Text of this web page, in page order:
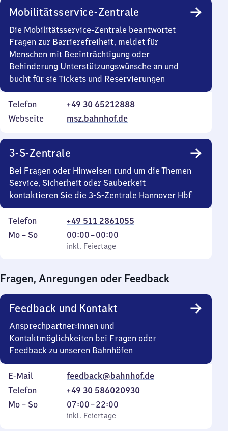
Mobilitätsservice-Zentrale
Die Mobilitätsservice-Zentrale beantwortet
Fragen zur Barrierefreiheit, meldet für
Menschen mit Beeinträchtigung oder
Behinderung Unterstützungswünsche an und
bucht für sie Tickets und Reservierungen
Telefon
+49 30 65212888
Webseite
msz.bahnhof.de
3-S-Zentrale
Bei Fragen oder Hinweisen rund um die Themen
Service, Sicherheit oder Sauberkeit
kontaktieren Sie die 3-S-Zentrale Hannover Hbf
Telefon
+49 511 2861055
Montag
Mo – So,
inkl. Feiertage
00:00–00:00
Von
0
0
Uhr
inkl. Feiertage
Fragen, Anregungen oder Feedback
Feedback und Kontakt
Ansprechpartner:innen und
Kontaktmöglichkeiten bei Fragen oder
Feedback zu unseren Bahnhöfen
E-Mail
feedback@bahnhof.de
Telefon
+49 30 586020930
Montag
Mo – So,
inkl. Feiertage
07:00–22:00
Von
7
inkl. Feiertage